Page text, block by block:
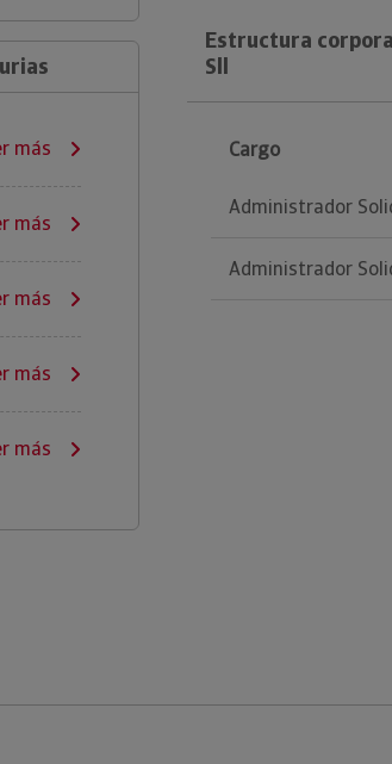
más
más
más
más
más
Estructura
Sll
Cargo
Administrador
Administrador